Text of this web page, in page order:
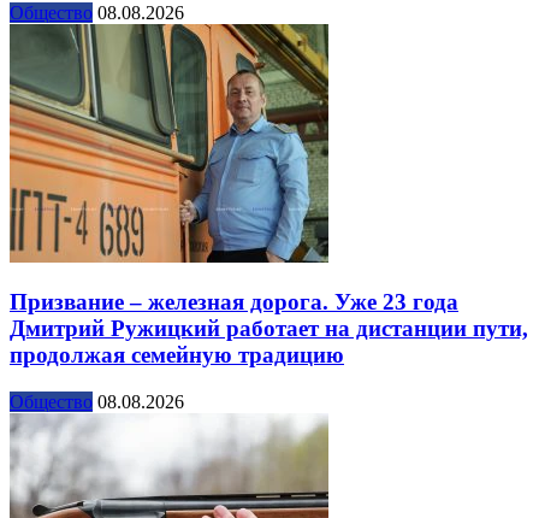
Общество 08.08.2026
Призвание – железная дорога. Уже 23 года
Дмитрий Ружицкий работает на дистанции пути,
продолжая семейную традицию
Общество 08.08.2026